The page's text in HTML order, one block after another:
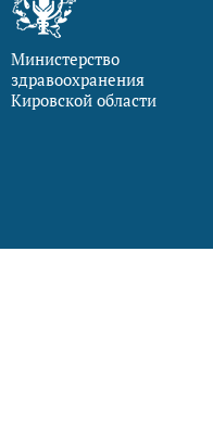
Министерство
здравоохранения
Кировской области